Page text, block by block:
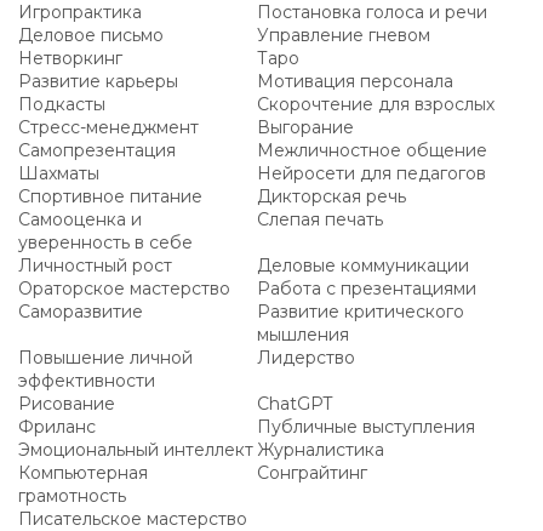
Игропрактика
Постановка голоса и речи
Деловое письмо
Управление гневом
Нетворкинг
Таро
Развитие карьеры
Мотивация персонала
Подкасты
Скорочтение для взрослых
Стресс-менеджмент
Выгорание
Самопрезентация
Межличностное общение
Шахматы
Нейросети для педагогов
Спортивное питание
Дикторская речь
Самооценка и
уверенность в себе
Слепая печать
Личностный рост
Деловые коммуникации
Ораторское мастерство
Работа с презентациями
Саморазвитие
Развитие критического
мышления
Повышение личной
эффективности
Лидерство
Рисование
ChatGPT
Фриланс
Публичные выступления
Эмоциональный интеллект Журналистика
Компьютерная
грамотность
Сонграйтинг
Писательское мастерство